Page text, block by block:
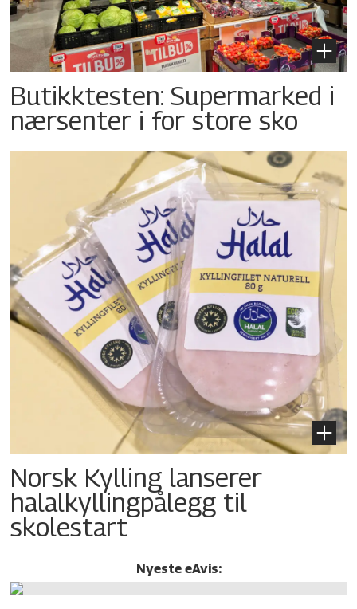
Butikktesten: Supermarked i
nærsenter i for store sko
Norsk Kylling lanserer
halalkylling­pålegg til
skolestart
Nyeste eAvis: